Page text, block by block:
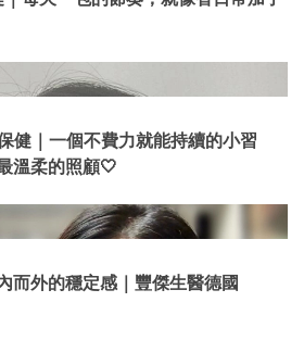
健｜一個不費力就能持續的小習
溫柔的照顧🤍
而外的穩定感｜豐傑生醫德國